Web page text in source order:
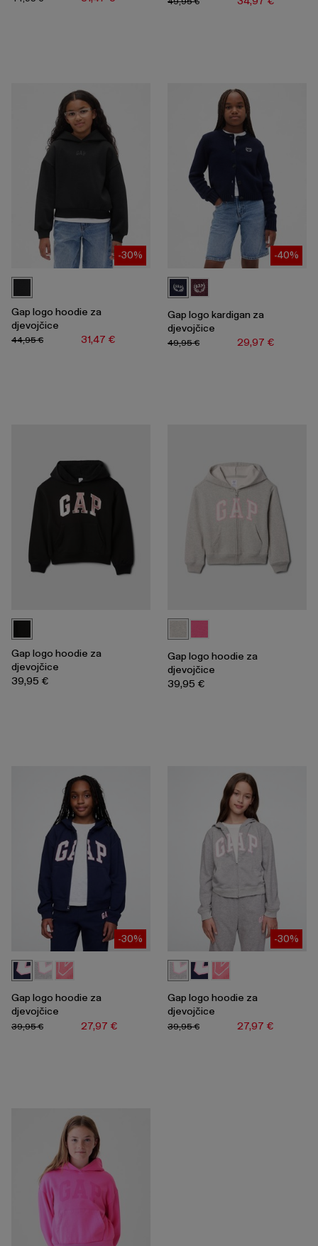
-30%
Gap logo hoodie za
djevojčice
31,47 €
44,95 €
-40%
Gap logo kardigan za
djevojčice
29,97 €
49,95 €
Gap logo hoodie za
djevojčice
39,95 €
Gap logo hoodie za
djevojčice
39,95 €
-30%
Gap logo hoodie za
djevojčice
27,97 €
39,95 €
-30%
Gap logo hoodie za
djevojčice
27,97 €
39,95 €